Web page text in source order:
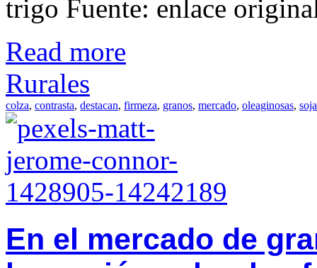
trigo Fuente: enlace
Read more
Rurales
colza, contrasta, destacan, firmeza, granos, mercado, oleaginosas, soja
En el mercado de